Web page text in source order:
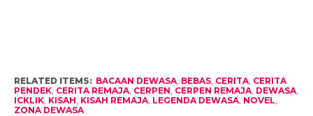
RELATED ITEMS: BACAAN DEWASA, BEBAS, CERITA, CERITA
PENDEK, CERITA REMAJA, CERPEN, CERPEN REMAJA, DEWASA,
ICKLIK, KISAH, KISAH REMAJA, LEGENDA DEWASA, NOVEL,
ZONA DEWASA